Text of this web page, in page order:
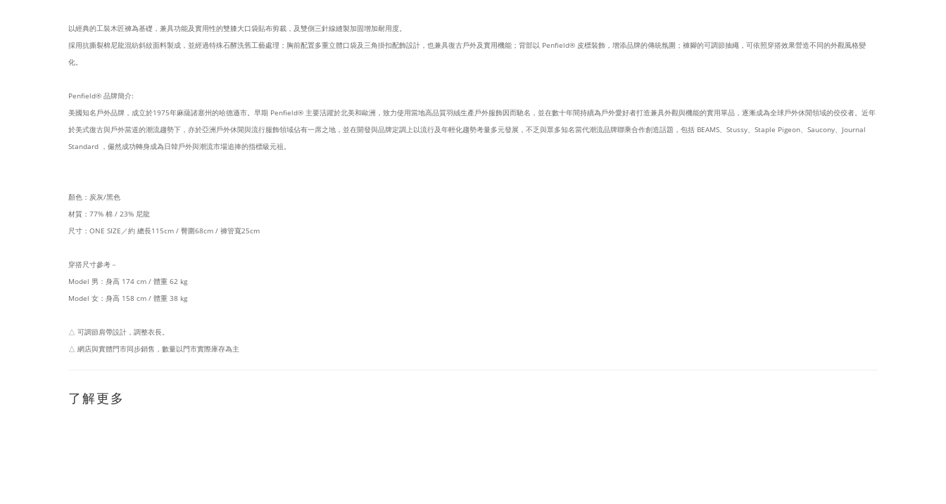
以經典的工裝木匠褲為基礎，兼具功能及實用性的雙膝大口袋貼布剪裁，及雙側三針線縫製加固增加耐用度。
採用抗撕裂棉尼龍混紡斜紋面料製成，並經過特殊石酵洗舊工藝處理；胸前配置多重立體口袋及三角掛扣配飾設計，也兼具復古戶外及實用機能； 背部以 Penfield® 皮標裝飾，增添品牌的傳統氛圍；褲腳的可調節抽繩，可依照穿搭效果營造不同的外觀風格變
化。
Penfield® 品牌簡介:
美國知名戶外品牌，成立於1975年麻薩諸塞州的哈德遜市。早期 Penfield® 主要活躍於北美和歐洲，致力使用當地高品質羽絨生產戶外服飾因而馳名，並在數十年間持續為戶外愛好者打造兼具外觀與機能的實用單品，逐漸成為全球戶外休閒領域的佼佼者。近年
於美式復古與戶外當道的潮流趨勢下，亦於亞洲戶外休閒與流行服飾領域佔有一席之地，並在開發與品牌定調上以流行及年輕化趨勢考量多元發展，不乏與眾多知名當代潮流品牌聯乘合作創造話題，包括 BEAMS、Stussy、Staple Pigeon、Saucony、Journal
Standard ，儼然成功轉身成為日韓戶外與潮流市場追捧的指標級元祖。
顏色：炭灰/黑色
材質：77% 棉 / 23% 尼龍
尺寸：ONE SIZE／約 總長115cm / 臀圍68cm / 褲管寬25cm
穿搭尺寸參考－
Model 男：身高 174 cm / 體重 62 kg
Model 女：身高 158 cm / 體重 38 kg
△ 可調節肩帶設計，調整衣長。
△ 網店與實體門市同步銷售，數量以門市實際庫存為主
了解更多